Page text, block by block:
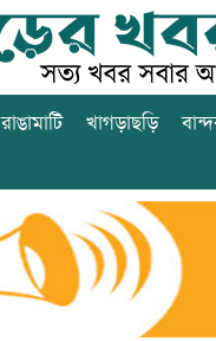
রাঙামাটি খাগড়াছড়ি